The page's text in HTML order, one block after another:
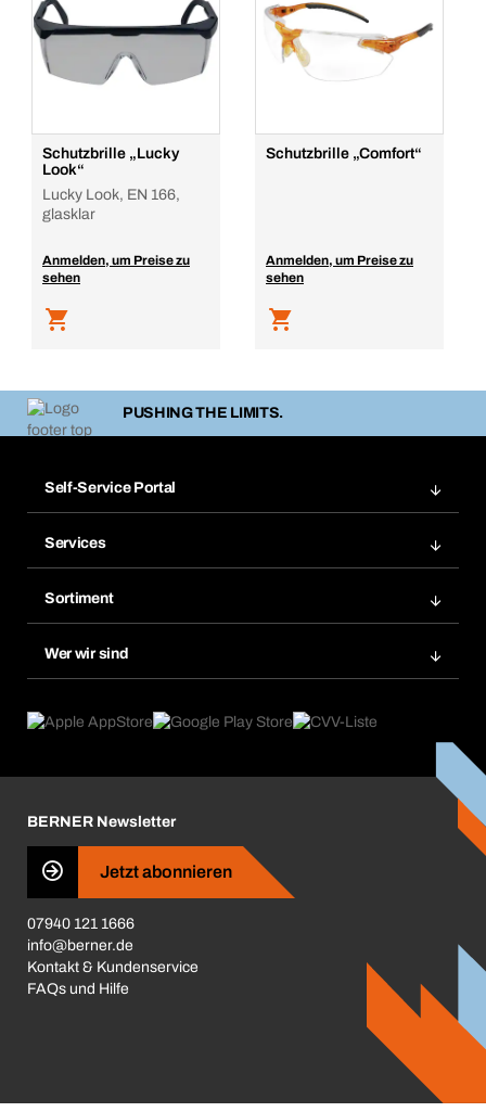
Schutzbrille „Lucky
Look“
Lucky Look, EN 166,
glasklar
Anmelden, um Preise zu
sehen
Schutzbrille „Comfort“
Anmelden, um Preise zu
sehen
PUSHING THE LIMITS.
Self-Service Portal
Merklisten
Nachbestellungen
Dauerauftrag
Services
Chemical Safety Management
eProcurement
Produktfinder
Sortiment
Aktionsübersicht
Wer wir sind
Was uns antreibt
Business Conduct
BERNER Newsletter
Jetzt abonnieren
07940 121 1666
info@berner.de
Kontakt & Kundenservice
FAQs und Hilfe